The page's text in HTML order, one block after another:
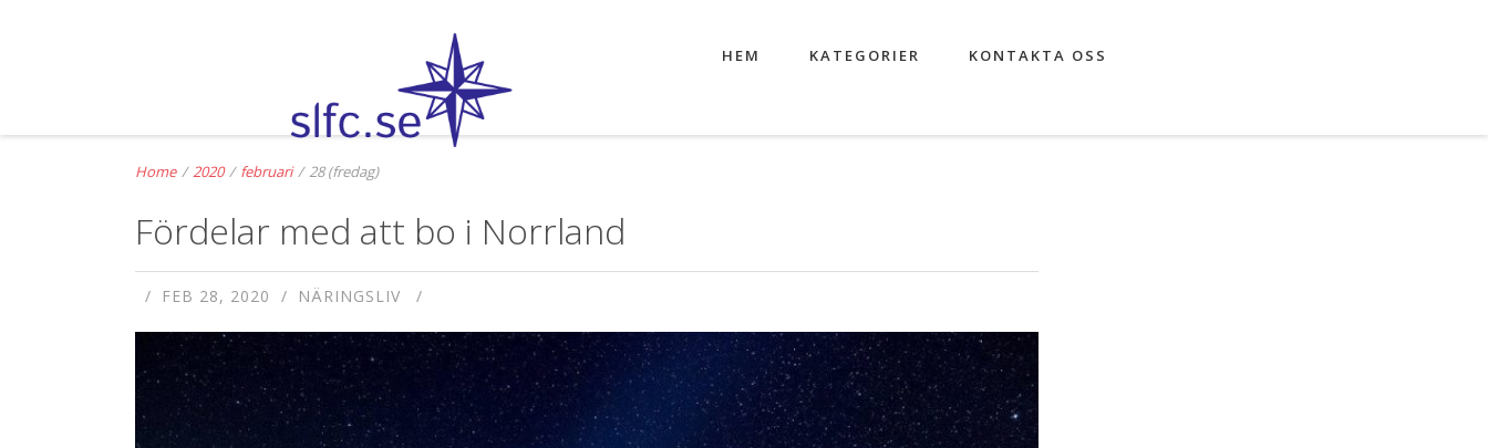
HEM KATEGORIER KONTAKTA OSS
Home /2020 / februari / 28 (fredag)
Fördelar med att bo i Norrland
FEB 28, 2020 NÄRINGSLIV